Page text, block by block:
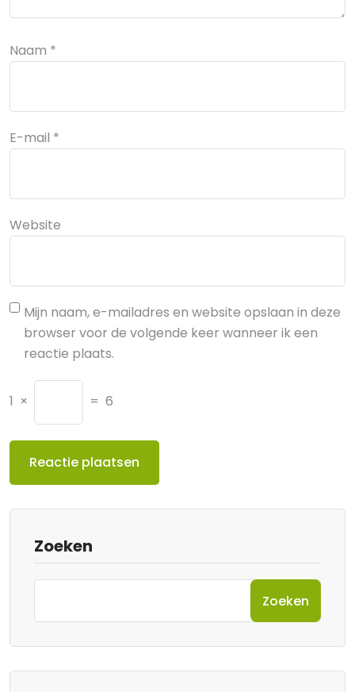
Naam *
E-mail *
Website
Mijn naam, e-mailadres en website opslaan in deze
browser voor de volgende keer wanneer ik een
reactie plaats.
1 × = 6
Zoeken
Zoeken